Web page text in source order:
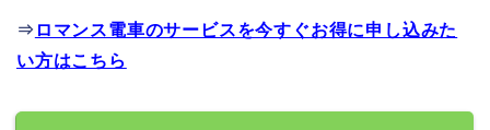
⇒ ロマンス電車のサービスを今すぐお得に申し込みた
い方はこちら